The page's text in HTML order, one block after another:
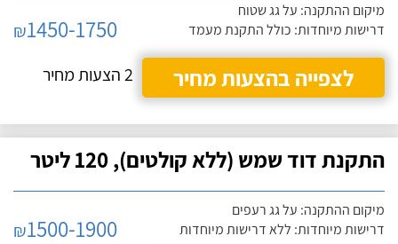
מיקום ההתקנה: על גג שטוח
דרישות מיוחדות: כולל התקנת מעמד
₪1450-1750
לצפייה בהצעות מחיר
2 הצעות מחיר
התקנת דוד שמש (ללא קולטים), 120 ליטר
מיקום ההתקנה: על גג רעפים
דרישות מיוחדות: ללא דרישות מיוחדות
₪1500-1900